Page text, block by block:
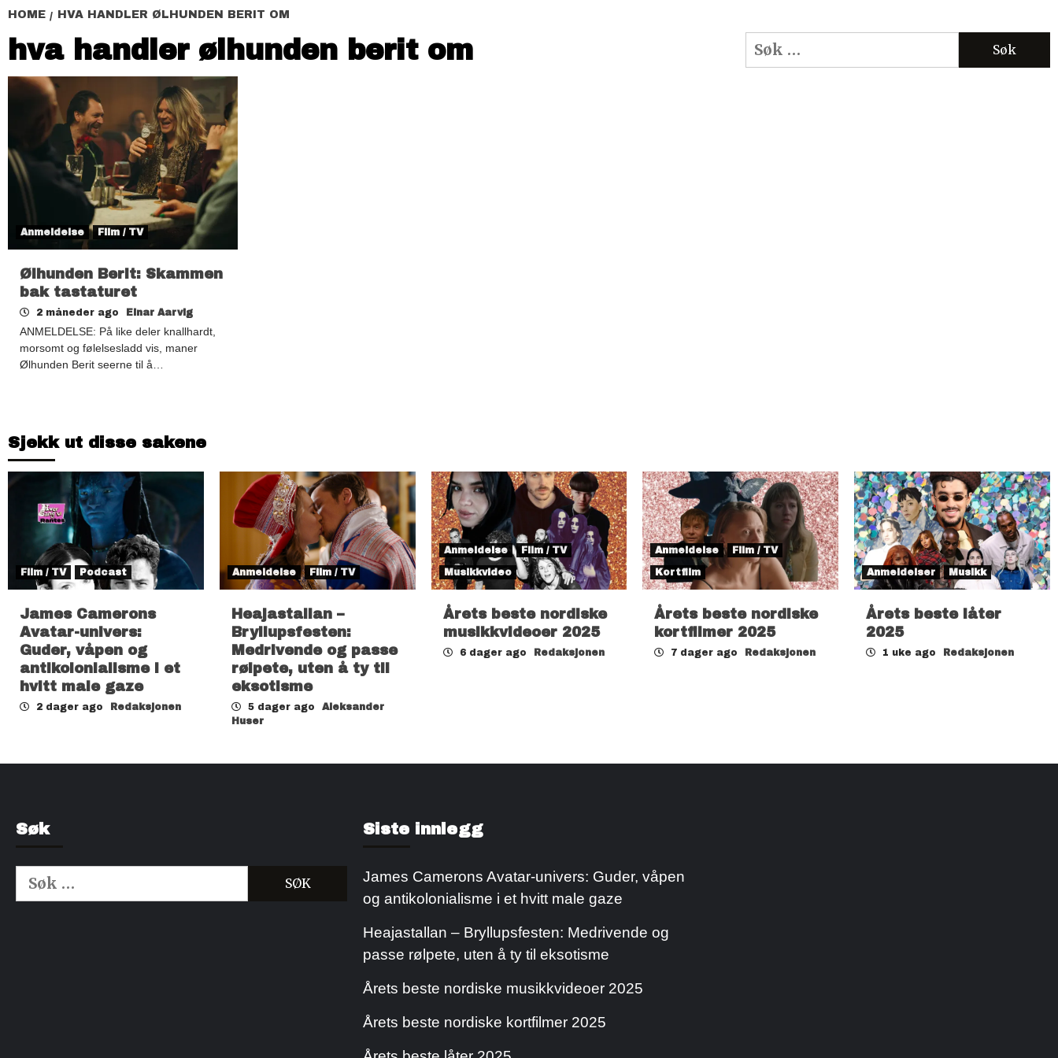
HOME HVA HANDLER ØLHUNDEN BERIT OM
hva handler ølhunden berit om
Anmeldelse Film / TV
Ølhunden Berit: Skammen
bak tastaturet
2 måneder ago Einar Aarvig
ANMELDELSE: På like deler knallhardt,
morsomt og følelsesladd vis, maner
Ølhunden Berit seerne til å…
Søk
etter:
Sjekk ut disse sakene
Film / TV Podcast
James Camerons
Avatar-univers:
Guder, våpen og
antikolonialisme i et
hvitt male gaze
2 dager ago Redaksjonen
Anmeldelse Film / TV
Heajastallan –
Bryllupsfesten:
Medrivende og passe
rølpete, uten å ty til
eksotisme
5 dager ago
Aleksander
Huser
Anmeldelse
Film / TV
Musikkvideo
Årets beste nordiske
musikkvideoer 2025
6 dager ago Redaksjonen
Anmeldelse
Film / TV
Kortfilm
Årets beste nordiske
kortfilmer 2025
7 dager ago Redaksjonen
Anmeldelser Musikk
Årets beste låter
2025
1 uke ago Redaksjonen
Søk
Søk
etter:
Siste innlegg
James Camerons Avatar-univers: Guder, våpen
og antikolonialisme i et hvitt male gaze
Heajastallan – Bryllupsfesten: Medrivende og
passe rølpete, uten å ty til eksotisme
Årets beste nordiske musikkvideoer 2025
Årets beste nordiske kortfilmer 2025